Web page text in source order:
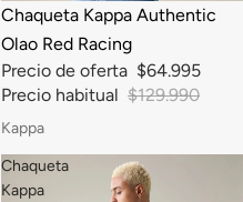
-50%
Chaqueta Kappa Authentic
Olao Red Racing
Precio de oferta $64.995
Precio habitual $129.990
Kappa
Chaqueta
Kappa